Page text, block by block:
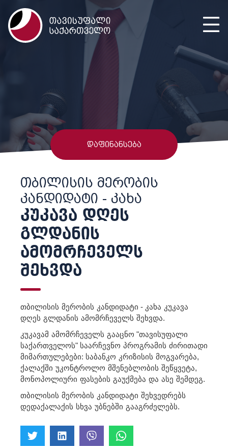
დაფინანსება
ᲗᲑᲘᲚᲘᲡᲘᲡ ᲛᲔᲠᲝᲑᲘᲡ
ᲙᲐᲜᲓᲘᲓᲐᲢᲘ - ᲙᲐᲮᲐ
ᲙᲣᲙᲐᲕᲐ ᲓᲦᲔᲡ
ᲒᲚᲓᲐᲜᲘᲡ
ᲐᲛᲝᲛᲠᲩᲔᲕᲔᲚᲡ
ᲨᲔᲮᲕᲓᲐ
თბილისის მერობის კანდიდატი - კახა კუკავა
დღეს გლდანის ამომრჩეველს შეხვდა.
კუკავამ ამომრჩეველს გააცნო "თავისუფალი
საქართველოს" საარჩევნო პროგრამის ძირითადი
მიმართულებები: საბანკო კრიზისის მოგვარება,
ქალაქში უკონტროლო მშენებლობის შეწყვეტა,
მონოპოლიური ფასების გაუქმება და ასე შემდეგ.
თბილისის მერობის კანდიდატი შეხვედრებს
დედაქალაქის სხვა უბნებში გააგრძელებს.